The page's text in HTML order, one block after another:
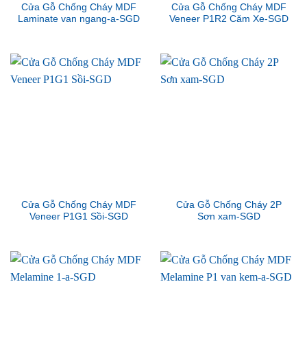
Cửa Gỗ Chống Cháy MDF
Laminate van ngang-a-SGD
Cửa Gỗ Chống Cháy MDF
Veneer P1R2 Căm Xe-SGD
Cửa Gỗ Chống Cháy MDF
Veneer P1G1 Sồi-SGD
Cửa Gỗ Chống Cháy 2P
Sơn xam-SGD